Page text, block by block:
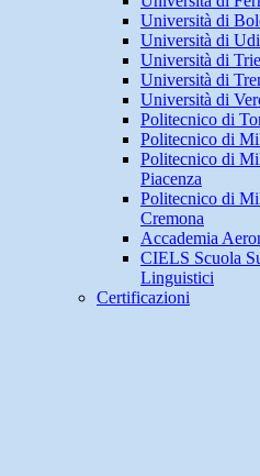
Università di
Università di
Università di
Università di
Università di
Politecnico di
Politecnico di
Politecnico di
Piacenza
Politecnico di
Cremona
Accademia
CIELS Scuola
Linguistici
Certificazioni